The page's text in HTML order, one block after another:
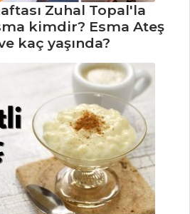
Zuhal Topal'la
kimdir? Esma Ateş
kaç yaşında?